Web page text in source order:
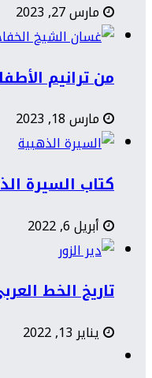
مارس 27, 2023
من ترانيم
مارس 18, 2023
كتاب السيرة
أبريل 6, 2022
تاريخ الخط
يناير 13, 2022